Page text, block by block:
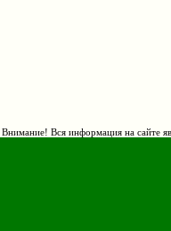
Внимание! Вся информация на сайте